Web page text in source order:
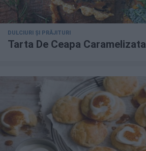
DULCIURI ȘI PRĂJITURI
Tarta De Ceapa Caramelizata